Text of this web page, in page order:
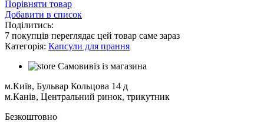
Порівняти товар
Добавити в список
Поділитись:
7 покупців переглядає цей товар саме зараз
Категорія: Капсули для прання
Самовивіз із магазина
м.Київ, Бульвар Кольцова 14 д
м.Канів, Центральний ринок, трикутник
Безкоштовно